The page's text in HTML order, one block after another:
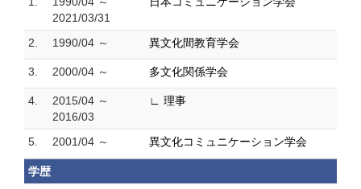
2021/03/31
2. 1990/04 ～ 異文化間教育学会
3. 2000/04 ～ 多文化関係学会
4.
2015/04 ～
2016/03
∟ 理事
5. 2001/04 ～ 異文化コミュニケーション学会
学歴